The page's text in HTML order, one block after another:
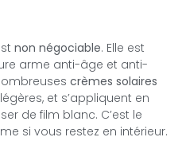
non négociable. Elle est
arme anti-âge et anti-
crèmes solaires
et s’appliquent en
de film blanc. C’est le
si vous restez en intérieur.